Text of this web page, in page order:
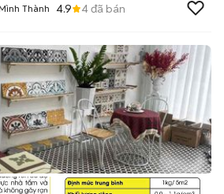
Thành 4.9 4đã bán